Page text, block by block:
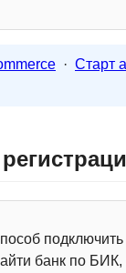
· Старт
подключить
банк по